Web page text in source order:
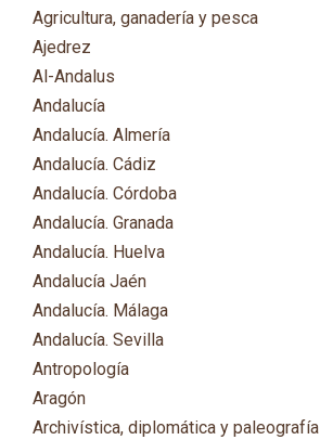
Agricultura, ganadería y pesca
Ajedrez
Al-Andalus
Andalucía
Andalucía. Almería
Andalucía. Cádiz
Andalucía. Córdoba
Andalucía. Granada
Andalucía. Huelva
Andalucía Jaén
Andalucía. Málaga
Andalucía. Sevilla
Antropología
Aragón
Archivística, diplomática y paleografía